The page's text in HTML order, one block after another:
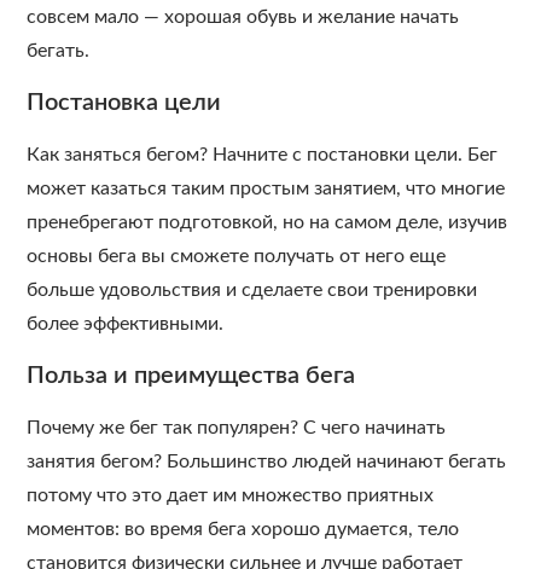
совсем мало — хорошая обувь и желание начать
бегать.
Постановка цели
Как заняться бегом? Начните с постановки цели. Бег
может казаться таким простым занятием, что многие
пренебрегают подготовкой, но на самом деле, изучив
основы бега вы сможете получать от него еще
больше удовольствия и сделаете свои тренировки
более эффективными.
Польза и преимущества бега
Почему же бег так популярен? С чего начинать
занятия бегом? Большинство людей начинают бегать
потому что это дает им множество приятных
моментов: во время бега хорошо думается, тело
становится физически сильнее и лучше работает